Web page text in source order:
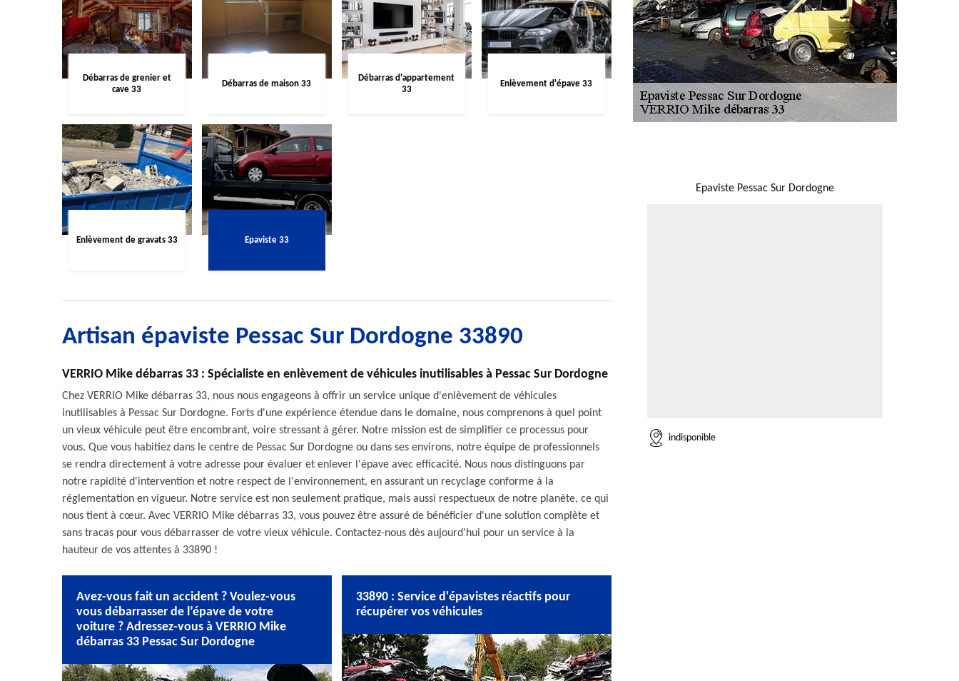
Débarras de grenier et
cave 33
Débarras de maison 33
Débarras d'appartement
33
Enlèvement d'épave 33
Enlèvement de gravats 33 Epaviste 33
Artisan épaviste Pessac Sur Dordogne 33890
VERRIO Mike débarras 33 : Spécialiste en enlèvement de véhicules inutilisables à Pessac Sur Dordogne
Chez VERRIO Mike débarras 33, nous nous engageons à offrir un service unique d'enlèvement de véhicules
inutilisables à Pessac Sur Dordogne. Forts d'une expérience étendue dans le domaine, nous comprenons à quel point
un vieux véhicule peut être encombrant, voire stressant à gérer. Notre mission est de simplifier ce processus pour
vous. Que vous habitiez dans le centre de Pessac Sur Dordogne ou dans ses environs, notre équipe de professionnels
se rendra directement à votre adresse pour évaluer et enlever l'épave avec efficacité. Nous nous distinguons par
notre rapidité d'intervention et notre respect de l'environnement, en assurant un recyclage conforme à la
réglementation en vigueur. Notre service est non seulement pratique, mais aussi respectueux de notre planète, ce qui
nous tient à cœur. Avec VERRIO Mike débarras 33, vous pouvez être assuré de bénéficier d'une solution complète et
sans tracas pour vous débarrasser de votre vieux véhicule. Contactez-nous dès aujourd'hui pour un service à la
hauteur de vos attentes à 33890 !
Avez-vous fait un accident ? Voulez-vous
vous débarrasser de l’épave de votre
voiture ? Adressez-vous à VERRIO Mike
débarras 33 Pessac Sur Dordogne
33890 : Service d'épavistes réactifs pour
récupérer vos véhicules
Epaviste Pessac Sur Dordogne
indisponible